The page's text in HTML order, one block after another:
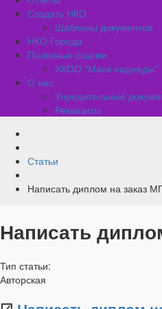
Создать НКО
Шаблоны документов
НКО Города
Полезные ссылки
ХКОО "Маяк надежды"
О нас
Учредительные
Реквизиты
Статьи
Написать диплом на заказ
Написать
Тип статьи:
Авторская